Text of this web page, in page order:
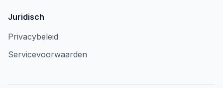
Juridisch
Privacybeleid
Servicevoorwaarden